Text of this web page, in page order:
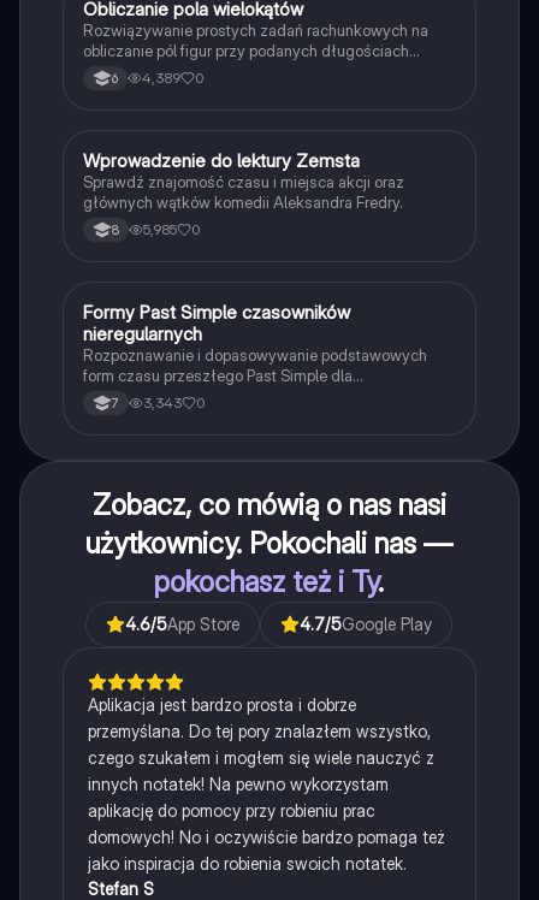
OMatematyka
Obliczanie pola wielokątów
Rozwiązywanie prostych zadań rachunkowych na
obliczanie pól figur przy podanych długościach
boków i wysokości.
6 4,389 0
WJęzyk polski
Wprowadzenie do lektury Zemsta
Sprawdź znajomość czasu i miejsca akcji oraz
głównych wątków komedii Aleksandra Fredry.
8 5,985 0
FJęzyk angielski
Formy Past Simple czasowników
nieregularnych
Rozpoznawanie i dopasowywanie podstawowych
form czasu przeszłego Past Simple dla
najpopularniejszych czasowników nieregularnych.
7 3,343 0
Zobacz, co mówią o nas nasi
użytkownicy. Pokochali nas —
pokochasz też i Ty.
4.6/5App Store 4.7/5Google Play
Aplikacja jest bardzo prosta i dobrze
przemyślana. Do tej pory znalazłem wszystko,
czego szukałem i mogłem się wiele nauczyć z
innych notatek! Na pewno wykorzystam
aplikację do pomocy przy robieniu prac
domowych! No i oczywiście bardzo pomaga też
jako inspiracja do robienia swoich notatek.
Stefan S